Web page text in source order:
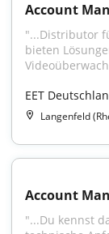
Account
"...Distributor
bieten
EET
Langenfeld
Account
"...Du kennst